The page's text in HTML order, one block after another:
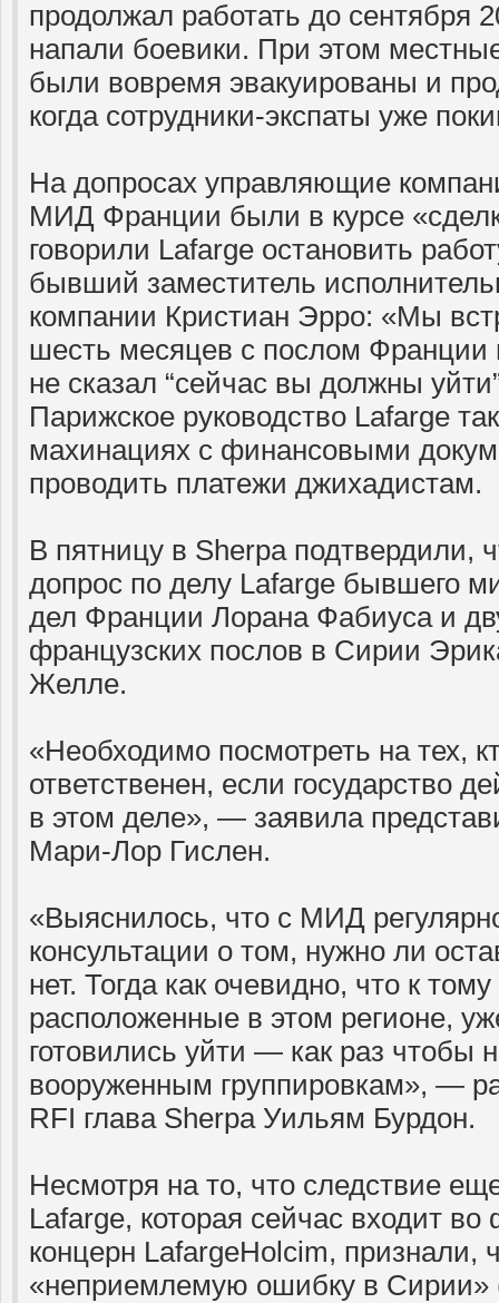
продолжал работать до сентября
напали боевики. При этом
были вовремя эвакуированы и
когда сотрудники-экспаты уже
На допросах управляющие
МИД Франции были в курсе
говорили Lafarge остановить
бывший заместитель
компании Кристиан Эрро: «Мы
шесть месяцев с послом Франции
не сказал “сейчас вы должны
Парижское руководство Lafarge
махинациях с финансовыми
проводить платежи джихадистам.
В пятницу в Sherpa подтвердили,
допрос по делу Lafarge бывшего
дел Франции Лорана Фабиуса и
французских послов в Сирии
Желле.
«Необходимо посмотреть на тех,
ответственен, если государство
в этом деле», — заявила
Мари-Лор Гислен.
«Выяснилось, что с МИД
консультации о том, нужно ли
нет. Тогда как очевидно, что к
расположенные в этом регионе,
готовились уйти — как раз чтобы
вооруженным группировкам», —
RFI глава Sherpa Уильям Бурдон.
Несмотря на то, что следствие
Lafarge, которая сейчас входит
концерн LafargeHolcim, признали,
«неприемлемую ошибку в Сирии»